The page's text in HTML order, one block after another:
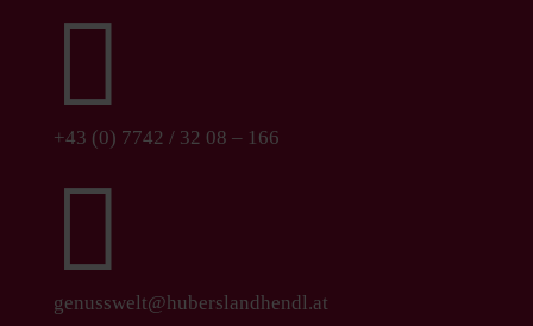

+43 (0) 7742 / 32 08 – 166

genusswelt@huberslandhendl.at